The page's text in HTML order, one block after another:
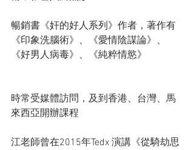
暢銷書《奸的好人系列》作者，著作有
《印象洗腦術》、《愛情陰謀論》、
《好男人病毒》、《純粹情慾》
時常受媒體訪問，及到香港、台灣、馬
來西亞開辦課程
江老師曾在2015年Tedx 演講《從騎劫思